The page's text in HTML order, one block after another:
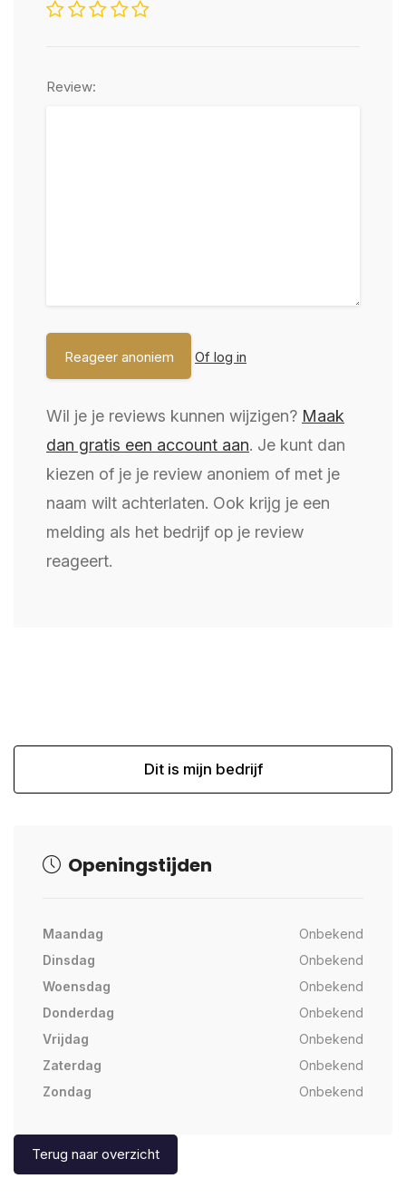
Review:
Of log in
Wil je je reviews kunnen wijzigen? Maak
dan gratis een account aan. Je kunt dan
kiezen of je je review anoniem of met je
naam wilt achterlaten. Ook krijg je een
melding als het bedrijf op je review
reageert.
Dit is mijn bedrijf
Openingstijden
Maandag
Onbekend
Dinsdag
Onbekend
Woensdag
Onbekend
Donderdag
Onbekend
Vrijdag
Onbekend
Zaterdag
Onbekend
Zondag
Onbekend
Terug naar overzicht